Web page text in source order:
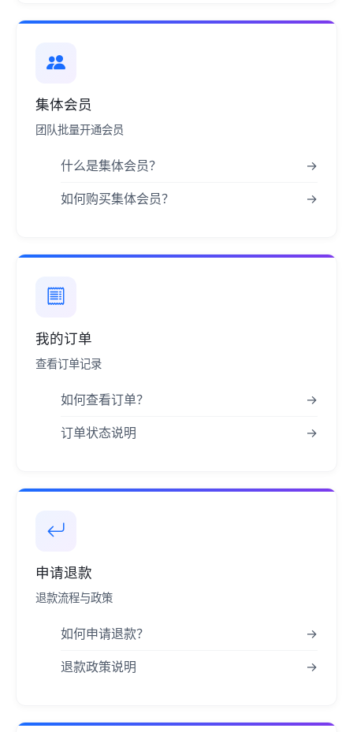
集体会员
团队批量开通会员
什么是集体会员？ →
如何购买集体会员？ →
我的订单
查看订单记录
如何查看订单？ →
订单状态说明 →
申请退款
退款流程与政策
如何申请退款？ →
退款政策说明 →